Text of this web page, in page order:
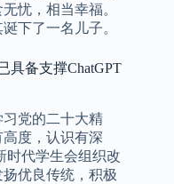
忧，相当幸福。
下了一名儿子。
具备支撑ChatGPT
党的二十大精
度，认识有深
时代学生会组织改
优良传统，积极